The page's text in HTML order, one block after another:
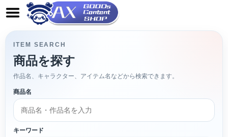
ITEM SEARCH
商品を探す
作品名、キャラクター、アイテム名などから検索できます。
商品名
キーワード